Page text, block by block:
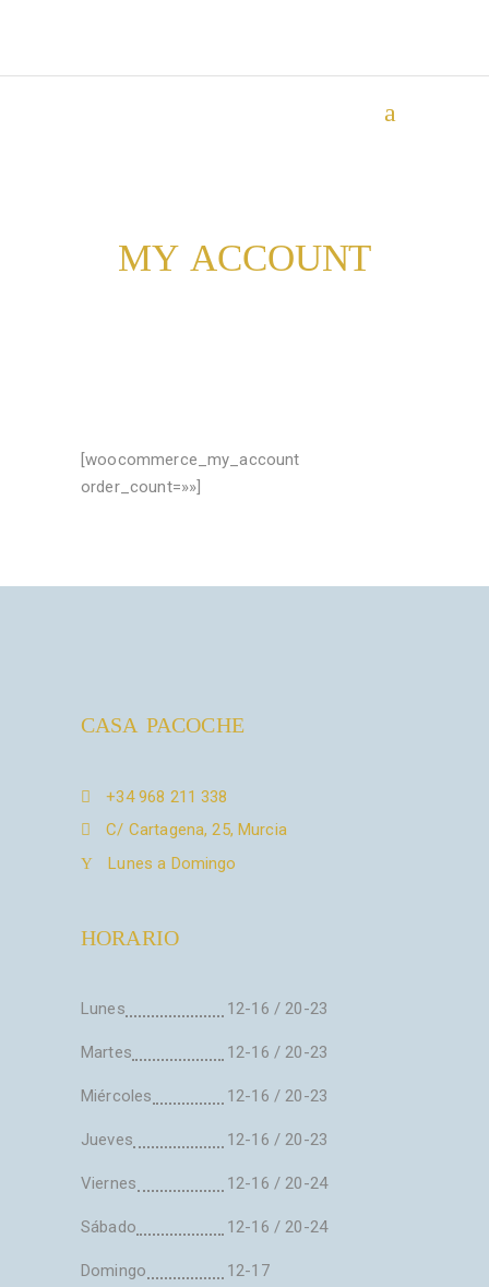
MY ACCOUNT
[woocommerce_my_account
order_count=»»]
CASA PACOCHE
+34 968 211 338
C/ Cartagena, 25, Murcia
Lunes a Domingo
HORARIO
Lunes 12-16 / 20-23
Martes 12-16 / 20-23
Miércoles 12-16 / 20-23
Jueves 12-16 / 20-23
Viernes 12-16 / 20-24
Sábado 12-16 / 20-24
Domingo 12-17